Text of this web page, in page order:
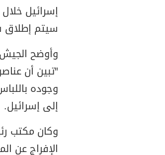
إسرائيل
سيتم
وأوضح الجيش
"تبين أن
وجوده
إلى إسرائيل.
وكان مكتب
الإفراج عن